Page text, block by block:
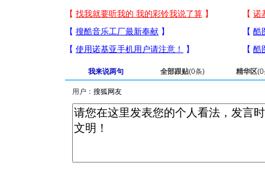
我来说两句 全部跟贴(0条) 精华区(0
用户：